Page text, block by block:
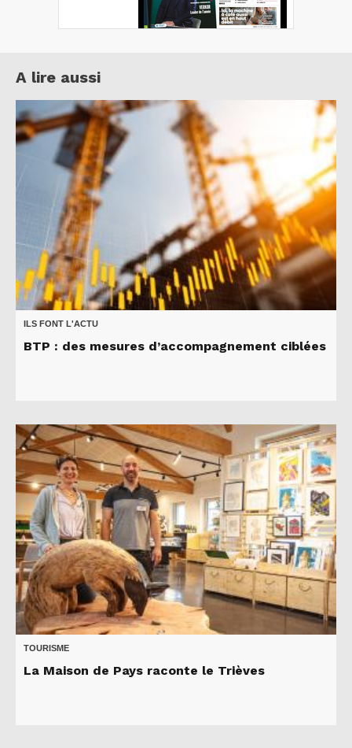
A lire aussi
ILS FONT L'ACTU
BTP : des mesures d’accompagnement ciblées
TOURISME
La Maison de Pays raconte le Trièves